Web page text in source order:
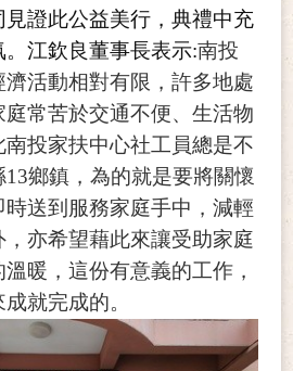
證此公益美行，典禮中充
江欽良董事長表示:南投
活動相對有限，許多地處
常苦於交通不便、生活物
南投家扶中心社工員總是不
13鄉鎮，為的就是要將關懷
時送到服務家庭手中，減輕
亦希望藉此來讓受助家庭
溫暖，這份有意義的工作，
就完成的。